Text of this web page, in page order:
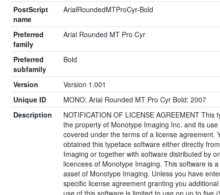
PostScript
name
ArialRoundedMTProCyr-Bold
Preferred
family
Arial Rounded MT Pro Cyr
Preferred
subfamily
Bold
Version
Version 1.001
Unique ID
MONO: Arial Rounded MT Pro Cyr Bold: 2007
Description
NOTIFICATION OF LICENSE AGREEMENT This
the property of Monotype Imaging Inc. and its
covered under the terms of a license agreement.
obtained this typeface software either directly
Imaging or together with software distributed by
licencees of Monotype Imaging. This software is
asset of Monotype Imaging. Unless you have
specific license agreement granting you